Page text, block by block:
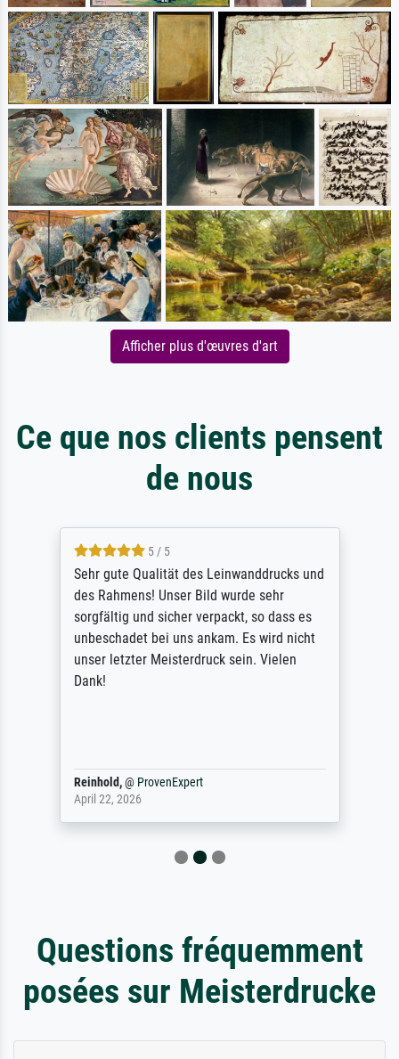
Afficher plus d'œuvres d'art
Ce que nos clients pensent
de nous
5 / 5
Sehr gute Qualität des Leinwanddrucks und
des Rahmens! Unser Bild wurde sehr
sorgfältig und sicher verpackt, so dass es
unbeschadet bei uns ankam. Es wird nicht
unser letzter Meisterdruck sein. Vielen
Dank!
Reinhold,@ ProvenExpert
April 22, 2026
Questions fréquemment
posées sur Meisterdrucke